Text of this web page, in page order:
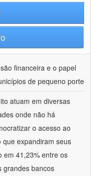
financeira e o papel
de pequeno porte
atuam em diversas
onde não há
o acesso ao
que expandiram seus
em 41,23% entre os
grandes bancos